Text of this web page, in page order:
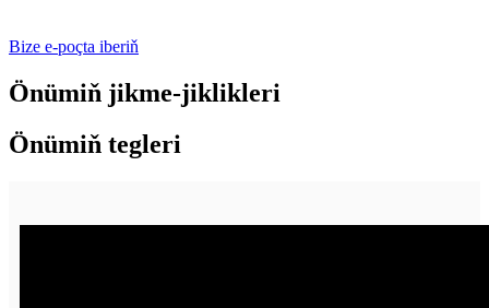
Bize e-poçta iberiň
Önümiň jikme-jiklikleri
Önümiň tegleri